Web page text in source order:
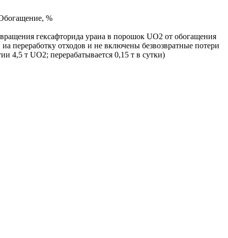
%
гексафторида ураиа в порошок UO2 от обогащения
переработку отходов и не включены безвозвратные потери
4,5 т UO2; перерабатывается 0,15 т в сутки)